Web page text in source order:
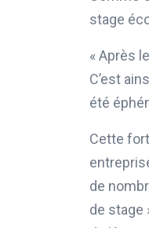
stage
« Après
C’est
été
Cette
de
de stage